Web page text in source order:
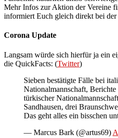
Mehr Infos zur Aktion der Vereine
informiert Euch gleich direkt bei der
Corona Update
Langsam würde sich hierfür ja ein
die QuickFacts: (Twitter)
Sieben bestätigte Fälle bei
Nationalmannschaft,
türkischer
Sandhausen, drei
Das geht alles ein bisschen
— Marcus Bark (@artus69)